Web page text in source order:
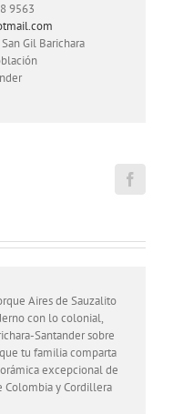
9563
Gil Barichara
Aires de Sauzalito
con lo colonial,
Santander sobre
tu familia comparta
excepcional de
Colombia y Cordillera